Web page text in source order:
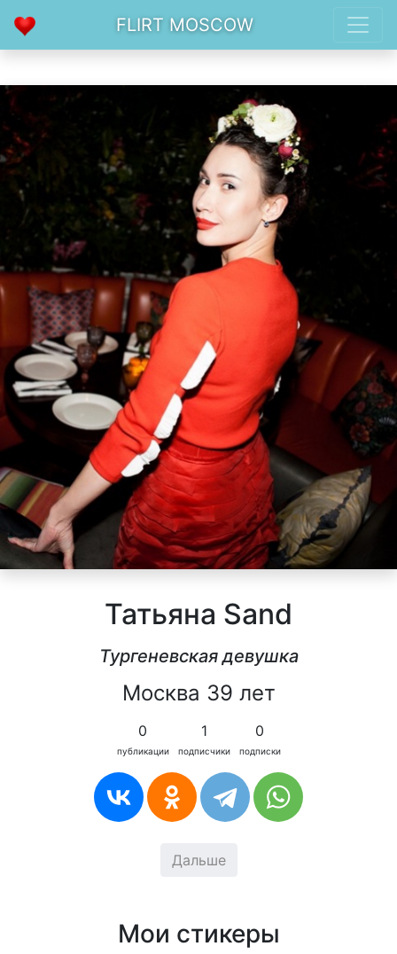
FLIRT MOSCOW
Татьяна Sand
Тургеневская девушка
Москва 39 лет
0
публикации
1
подписчики
0
подписки
Дальше
Мои стикеры